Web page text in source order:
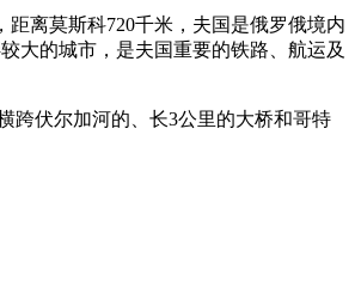
离莫斯科720千米，夫国是俄罗俄境内
大的城市，是夫国重要的铁路、航运及
跨伏尔加河的、长3公里的大桥和哥特